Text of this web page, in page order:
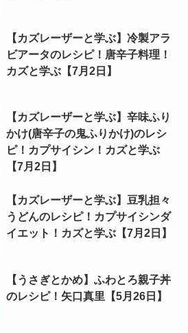
【カズレーザーと学ぶ】冷製アラ
ビアータのレシピ！唐辛子料理！
カズと学ぶ【7月2日】
【カズレーザーと学ぶ】辛味ふり
かけ(唐辛子の鬼ふりかけ)のレシ
ピ！カプサイシン！カズと学ぶ
【7月2日】
【カズレーザーと学ぶ】豆乳担々
うどんのレシピ！カプサイシンダ
イエット！カズと学ぶ【7月2日】
【うさぎとかめ】ふわとろ親子丼
のレシピ！矢口真里【5月26日】